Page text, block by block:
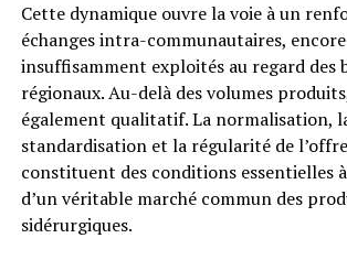
Cette dynamique ouvre la voie à un
échanges intra-communautaires, encore
insuffisamment exploités au regard des
régionaux. Au-delà des volumes
également qualitatif. La normalisation,
standardisation et la régularité de
constituent des conditions essentielles
d’un véritable marché commun des
sidérurgiques.